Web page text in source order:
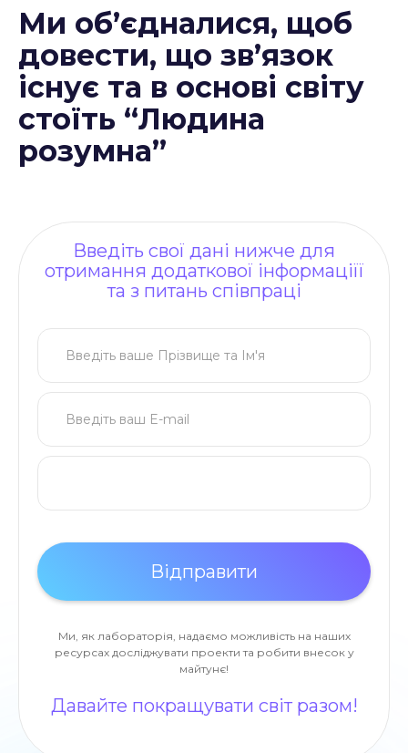
Ми об’єдналися, щоб
довести, що зв’язок
існує та в основі світу
стоїть “Людина
розумна”
Введіть свої дані нижче для
отримання додаткової інформаціїї
та з питань співпраці
Ми, як лабораторія, надаємо можливість на наших
ресурсах досліджувати проекти та робити внесок у
майтунє!
Давайте покращувати світ разом!